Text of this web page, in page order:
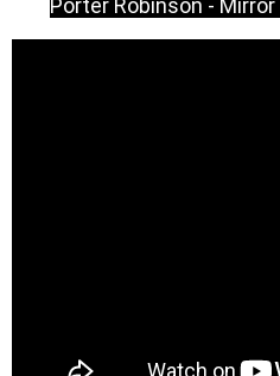
Porter Robinson -